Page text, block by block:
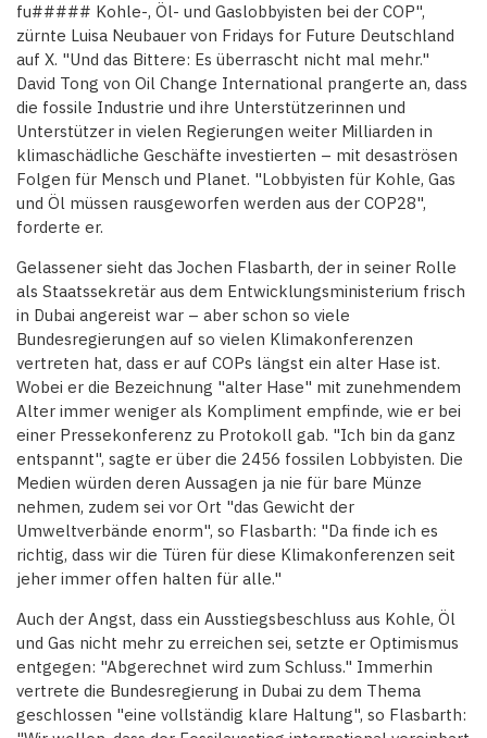
fu##### Kohle-, Öl- und Gaslobbyisten bei der COP",
zürnte Luisa Neubauer von Fridays for Future Deutschland
auf X. "Und das Bittere: Es überrascht nicht mal mehr."
David Tong von Oil Change International prangerte an, dass
die fossile Industrie und ihre Unterstützerinnen und
Unterstützer in vielen Regierungen weiter Milliarden in
klimaschädliche Geschäfte investierten – mit desaströsen
Folgen für Mensch und Planet. "Lobbyisten für Kohle, Gas
und Öl müssen rausgeworfen werden aus der COP28",
forderte er.
Gelassener sieht das Jochen Flasbarth, der in seiner Rolle
als Staatssekretär aus dem Entwicklungsministerium frisch
in Dubai angereist war – aber schon so viele
Bundesregierungen auf so vielen Klimakonferenzen
vertreten hat, dass er auf COPs längst ein alter Hase ist.
Wobei er die Bezeichnung "alter Hase" mit zunehmendem
Alter immer weniger als Kompliment empfinde, wie er bei
einer Pressekonferenz zu Protokoll gab. "Ich bin da ganz
entspannt", sagte er über die 2456 fossilen Lobbyisten. Die
Medien würden deren Aussagen ja nie für bare Münze
nehmen, zudem sei vor Ort "das Gewicht der
Umweltverbände enorm", so Flasbarth: "Da finde ich es
richtig, dass wir die Türen für diese Klimakonferenzen seit
jeher immer offen halten für alle."
Auch der Angst, dass ein Ausstiegsbeschluss aus Kohle, Öl
und Gas nicht mehr zu erreichen sei, setzte er Optimismus
entgegen: "Abgerechnet wird zum Schluss." Immerhin
vertrete die Bundesregierung in Dubai zu dem Thema
geschlossen "eine vollständig klare Haltung", so Flasbarth: